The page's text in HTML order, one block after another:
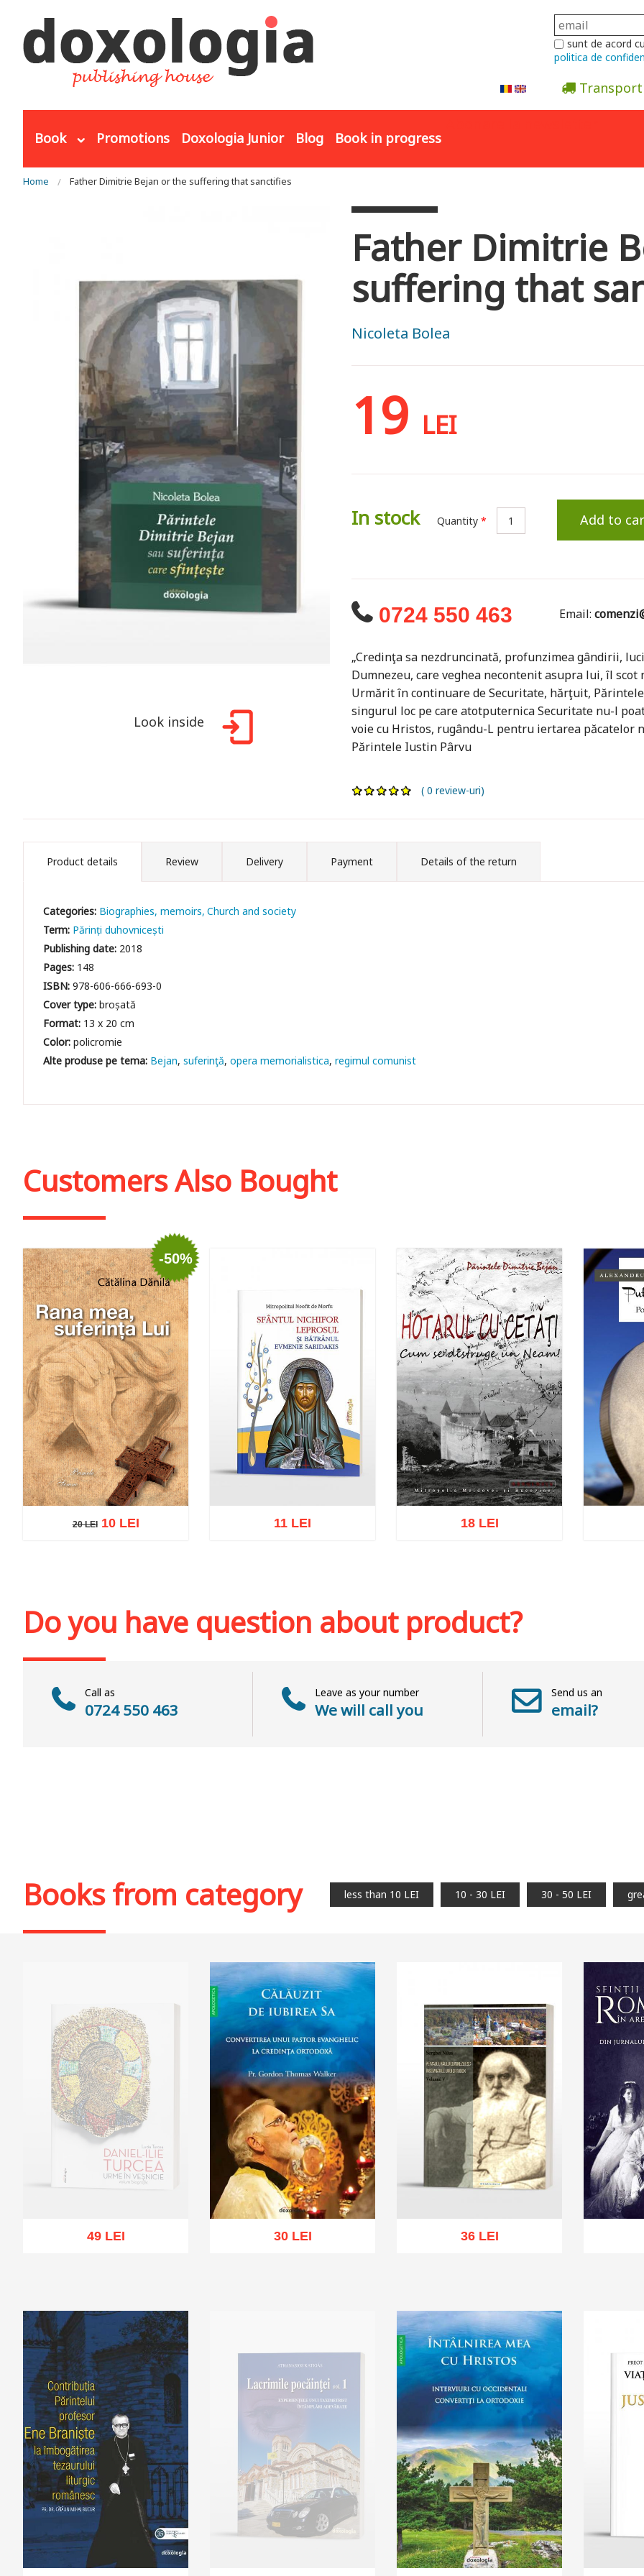
sunt de acord
politica de
Book Promotions Doxologia Junior Blog Book in progress
You are here
Home Father Dimitrie Bejan or the suffering that sanctifies
Look inside
Father Dimitrie
suffering that
Nicoleta Bolea
19 LEI
In stock Quantity * Add to
0724 550 463 Email:
„Credinţa sa nezdruncinată, profunzimea gândirii,
Dumnezeu, care veghea necontenit asupra lui, îl
Urmărit în continuare de Securitate, hărţuit,
singurul loc pe care atotputernica Securitate nu-l
voie cu Hristos, rugându-L pentru iertarea păcatelor
Părintele Iustin Pârvu
( 0 review-uri)
Product details Review Delivery Payment Details of the return
Categories: Biographies, memoirs Church and society
Term: Părinți duhovnicești
Publishing date: 2018
Pages: 148
ISBN:978-606-666-693-0
Cover type:broșată
Format: 13 x 20 cm
Color:policromie
Bejan suferinţă opera memorialistica regimul comunist
Customers Also Bought
-50%
20 LEI
20 LEI10 LEI 11 LEI 18 LEI
Do you have question about product?
Call as
0724 550 463
Leave as your number
We will call you
Send us an
email?
Books from category less than 10 LEI 10 - 30 LEI 30 - 50 LEI
49 LEI 30 LEI
Add to cart Add to wish list
36 LEI